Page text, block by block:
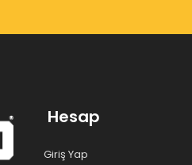
Hesap
Giriş Yap